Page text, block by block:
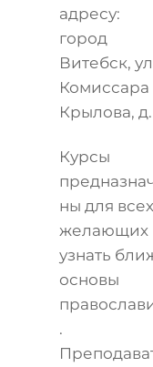
адресу:
город
Витебск,
Комиссара
Крылова, д.
Курсы
ны для всех
желающих
узнать
основы
.